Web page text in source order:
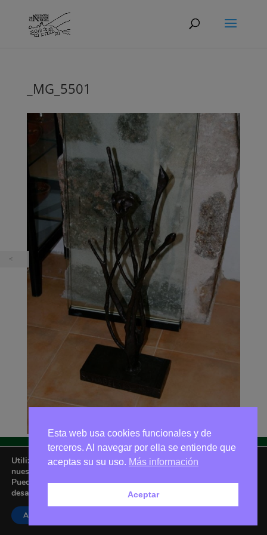
_MG_5501
Utilizamos cookies para ofrecerte la mejor experiencia en
nuestra web.
Puedes aprender más sobre qué cookies utilizamos o
desactivarlas en los
Aceptar
Esta web usa cookies funcionales y de
terceros. Al navegar por ella se entiende que
aceptas su su uso. Más información
Aceptar